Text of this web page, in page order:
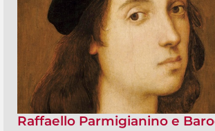
Raffaello Parmigianino e